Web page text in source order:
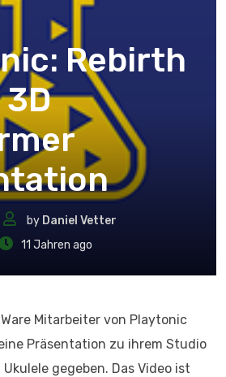
Rebirth
3D
by Daniel Vetter
11 Jahren ago
Mitarbeiter von Playtonic
Präsentation zu ihrem Studio
gegeben. Das Video ist